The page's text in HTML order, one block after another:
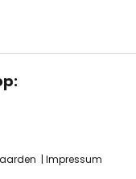
Impressum